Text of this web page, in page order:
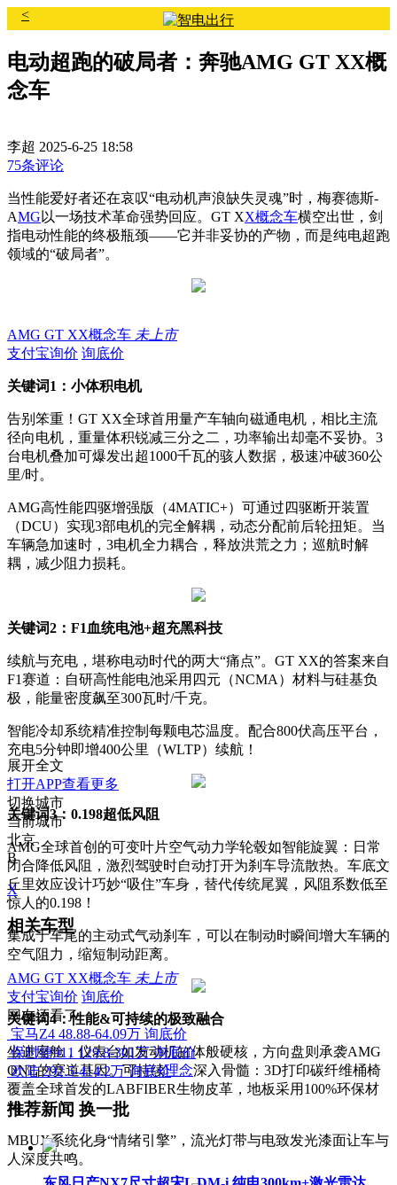
<
电动超跑的破局者：奔驰AMG GT XX概
念车
李超 2025-6-25 18:58
75条评论
当性能爱好者还在哀叹“电动机声浪缺失灵魂”时，梅赛德斯-
AMG 以一场技术革命强势回应。GT XX概念车横空出世，剑
指电动性能的终极瓶颈——它并非妥协的产物，而是纯电超跑
领域的“破局者”。
AMG GT XX概念车 未上市
支付宝询价 询底价
关键词1：小体积电机
告别笨重！GT XX全球首用量产车轴向磁通电机，相比主流
径向电机，重量体积锐减三分之二，功率输出却毫不妥协。3
台电机叠加可爆发出超1000千瓦的骇人数据，极速冲破360公
里/时。
AMG高性能四驱增强版（4MATIC+）可通过四驱断开装置
（DCU）实现3部电机的完全解耦，动态分配前后轮扭矩。当
车辆急加速时，3电机全力耦合，释放洪荒之力；巡航时解
耦，减少阻力损耗。
关键词2：F1血统电池+超充黑科技
续航与充电，堪称电动时代的两大“痛点”。GT XX的答案来自
F1赛道：自研高性能电池采用四元（NCMA）材料与硅基负
极，能量密度飙至300瓦时/千克。
智能冷却系统精准控制每颗电芯温度。配合800伏高压平台，
充电5分钟即增400公里（WLTP）续航！
关键词3：0.198超低风阻
AMG全球首创的可变叶片空气动力学轮毂如智能旋翼：日常
闭合降低风阻，激烈驾驶时自动打开为刹车导流散热。车底文
丘里效应设计巧妙“吸住”车身，替代传统尾翼，风阻系数低至
惊人的0.198！
集成于车尾的主动式气动刹车，可以在制动时瞬间增大车辆的
空气阻力，缩短制动距离。
关键词4：性能&可持续的极致融合
坐进座舱，仪表台如发动机缸体般硬核，方向盘则承袭AMG
ONE的赛道基因。可持续理念深入骨髓：3D打印碳纤维桶椅
覆盖全球首发的LABFIBER生物皮革，地板采用100%环保材
料。
MBUX系统化身“情绪引擎”，流光灯带与电致发光漆面让车与
人深度共鸣。
展开全文
打开APP查看更多
切换城市
当前城市
北京
B
X
相关车型
AMG GT XX概念车 未上市
支付宝询价 询底价
网友还看了
宝马Z4 48.88-64.09万 询底价
保时捷911 129.8-301万 询底价
欧陆 292.5-414.2万 询底价
推荐新闻 换一批